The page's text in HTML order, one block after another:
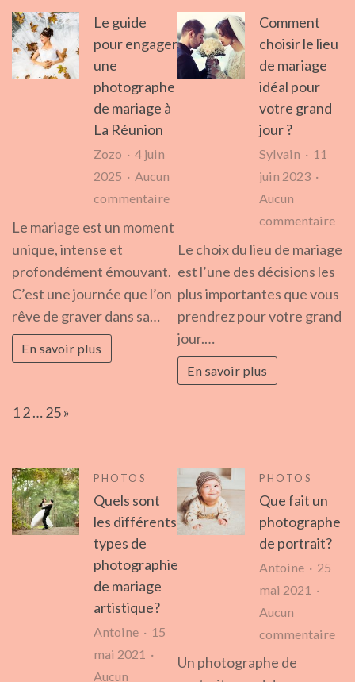
scellé
l’émotion
générale
Le guide
pour engager
une
photographe
de mariage à
La Réunion
Zozo
4 juin
2025
Aucun
commentairesur
Le
guide
pour
engager
photographe
de
mariage
Le mariage est un moment
unique, intense et
profondément émouvant.
C’est une journée que l’on
rêve de graver dans sa…
En savoir plus
Comment
choisir le lieu
de mariage
idéal pour
votre grand
jour ?
Sylvain
11
juin 2023
Aucun
commentairesur
lieu
Le choix du lieu de mariage
est l’une des décisions les
plus importantes que vous
prendrez pour votre grand
jour.…
En savoir plus
Page:
12…25Next
»
PHOTOS
Quels sont
les différents
types de
photographie
de mariage
artistique?
Antoine
15
mai 2021
Aucun
PHOTOS
Que fait un
photographe
de portrait?
Antoine
25
mai 2021
Aucun
commentairesur
Un photographe de